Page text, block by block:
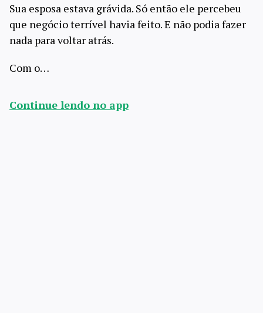
Sua esposa estava grávida. Só então ele percebeu
que negócio terrível havia feito. E não podia fazer
nada para voltar atrás.
Com o…
Continue lendo no app